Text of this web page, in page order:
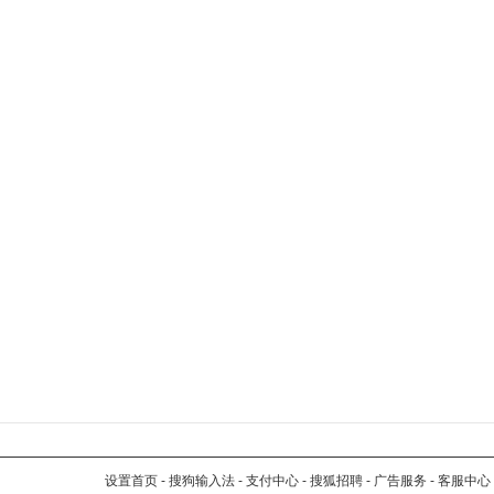
设置首页 - 搜狗输入法 - 支付中心 - 搜狐招聘 - 广告服务 - 客服中心